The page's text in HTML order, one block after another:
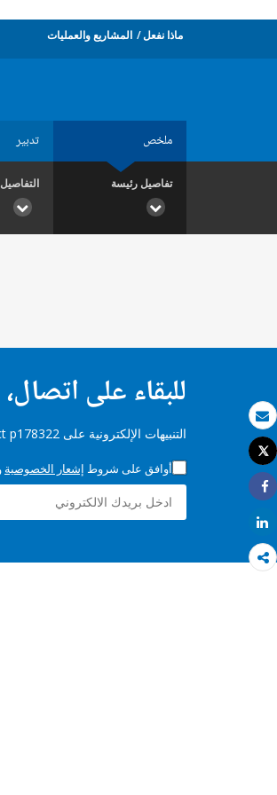
بريد الكتروني
طباعة
Tweet
Share
Share
ماذا نفعل المشاريع والعمليات
ملخص تدبير
تفاصيل رئيسة
للبقاء على
التنبيهات الإلكترونية على Project p178322
أوافق على شروط إشعار الخصوصية